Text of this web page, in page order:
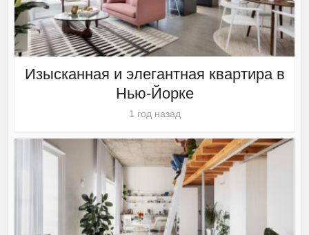
Изысканная и элегантная квартира в
Нью-Йорке
1 год назад